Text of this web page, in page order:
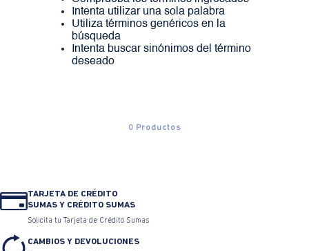
Intenta utilizar una sola palabra
Utiliza términos genéricos en la
búsqueda
Intenta buscar sinónimos del término
deseado
0 Productos
TARJETA DE CRÉDITO
SUMAS Y CRÉDITO SUMAS
Solicita tu Tarjeta de Crédito Sumas
CAMBIOS Y DEVOLUCIONES